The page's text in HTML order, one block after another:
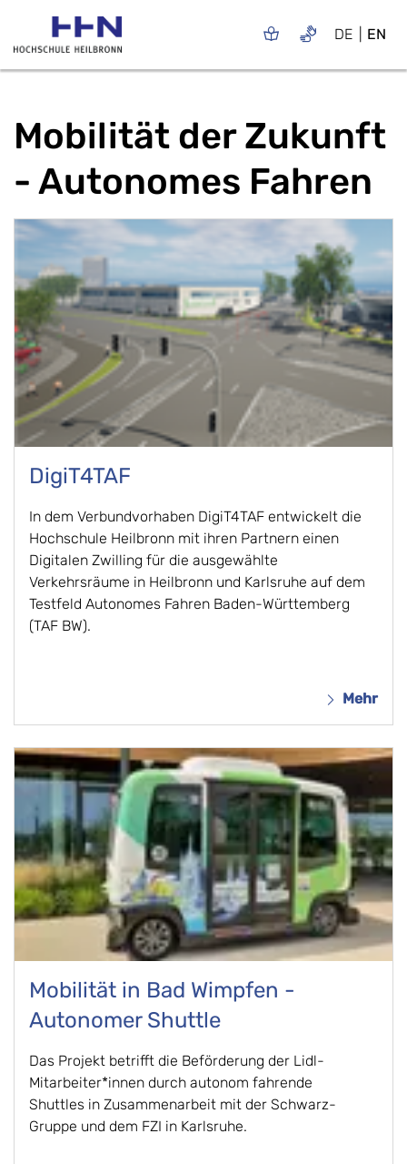
DE EN
Mobilität der Zukunft
- Autonomes Fahren
DigiT4TAF
In dem Verbundvorhaben DigiT4TAF entwickelt die
Hochschule Heilbronn mit ihren Partnern einen
Digitalen Zwilling für die ausgewählte
Verkehrsräume in Heilbronn und Karlsruhe auf dem
Testfeld Autonomes Fahren Baden-Württemberg
(TAF BW).
Mehr
Mobilität in Bad Wimpfen -
Autonomer Shuttle
Das Projekt betrifft die Beförderung der Lidl-
Mitarbeiter*innen durch autonom fahrende
Shuttles in Zusammenarbeit mit der Schwarz-
Gruppe und dem FZI in Karlsruhe.